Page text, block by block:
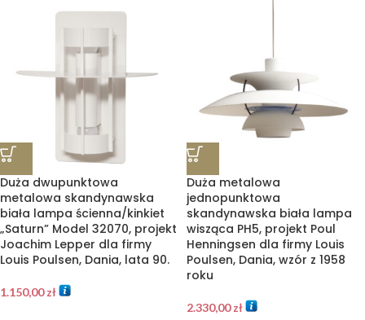
Duża dwupunktowa
metalowa skandynawska
biała lampa ścienna/kinkiet
„Saturn” Model 32070, projekt
Joachim Lepper dla firmy
Louis Poulsen, Dania, lata 90.
1.150,00zł
Duża metalowa
jednopunktowa
skandynawska biała lampa
wisząca PH5, projekt Poul
Henningsen dla firmy Louis
Poulsen, Dania, wzór z 1958
roku
2.330,00zł